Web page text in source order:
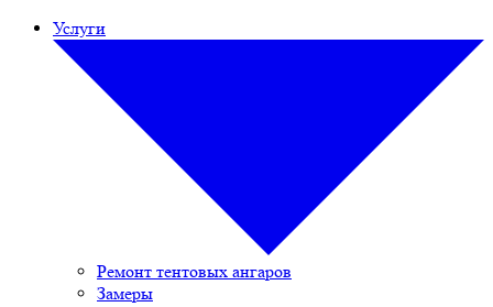
Услуги
Ремонт тентовых ангаров
Замеры